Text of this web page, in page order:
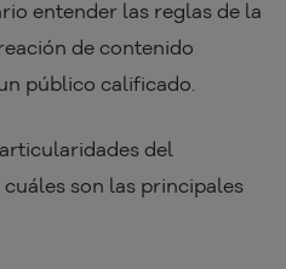
entender las reglas de la
de contenido
público calificado.
del
son las principales